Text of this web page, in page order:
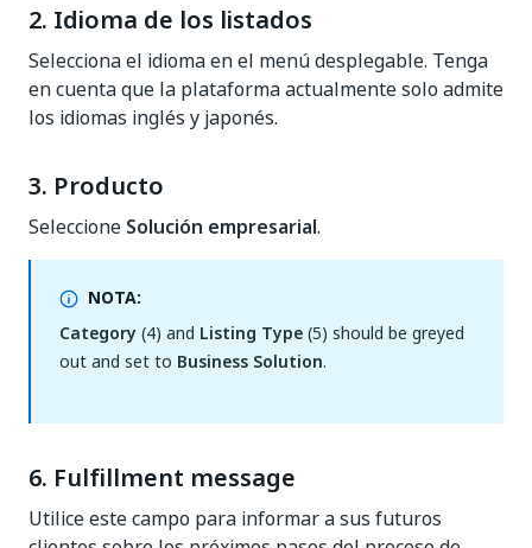
2. Idioma de los listados
Selecciona el idioma en el menú desplegable. Tenga
en cuenta que la plataforma actualmente solo admite
los idiomas inglés y japonés.
3. Producto
Seleccione Solución empresarial.
NOTA:
Category(4) and Listing Type(5) should be greyed
out and set to Business Solution.
6. Fulfillment message
Utilice este campo para informar a sus futuros